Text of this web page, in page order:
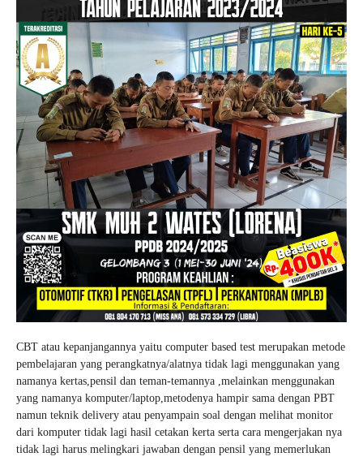
CBT atau kepanjangannya yaitu computer based test merupakan metode
pembelajaran yang perangkatnya/alatnya tidak lagi menggunakan yang
namanya kertas,pensil dan teman-temannya ,melainkan menggunakan
yang namanya komputer/laptop,metodenya hampir sama dengan PBT
namun teknik delivery atau penyampain soal dengan melihat monitor
dari komputer tidak lagi hasil cetakan kerta serta cara mengerjakan nya
tidak lagi harus melingkari jawaban dengan pensil yang memerlukan